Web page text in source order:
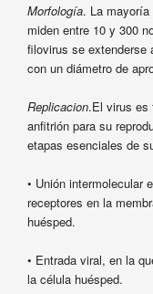
Morfología. La
miden entre 10 y 300
filovirus se extenderse
con un diámetro de
Replicacion.El virus es
anfitrión para su
etapas esenciales de
• Unión intermolecular
receptores en la
huésped.
• Entrada viral, en la
la célula huésped.